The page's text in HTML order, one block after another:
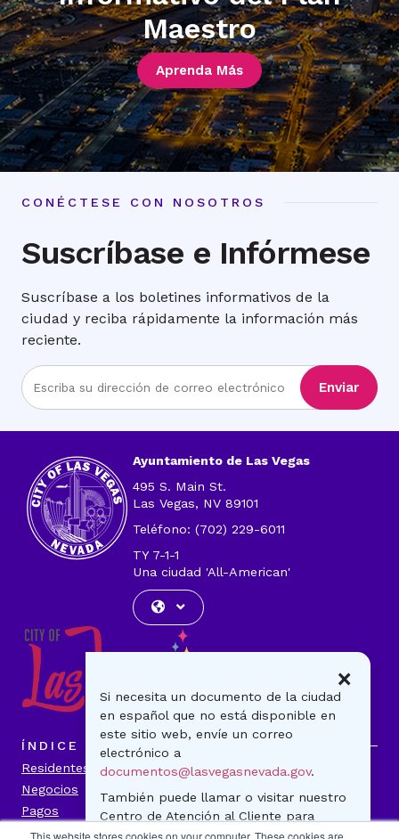
This website stores cookies on your computer. These cookies are
Maestro
Aprenda Más
CONÉCTESE CON NOSOTROS
Suscríbase e Infórmese
Suscríbase a los boletines informativos de la
ciudad y reciba rápidamente la información más
reciente.
Ingrese
la
correo
electrónico
Enviar
Ayuntamiento de Las Vegas
495 S. Main St.
Las Vegas, NV 89101
Teléfono: (702) 229-6011
TY 7-1-1
Una ciudad 'All-American'
ÍNDICE
Residentes
Visitantes
Negocios
Pagos
Noticias
Contáctenos
Si necesita un documento de la ciudad
en español que no está disponible en
este sitio web, envíe un correo
electrónico a
documentos@lasvegasnevada.gov.
También puede llamar o visitar nuestro
Centro de Atención al Cliente para
preguntas generales o para realizar un
×